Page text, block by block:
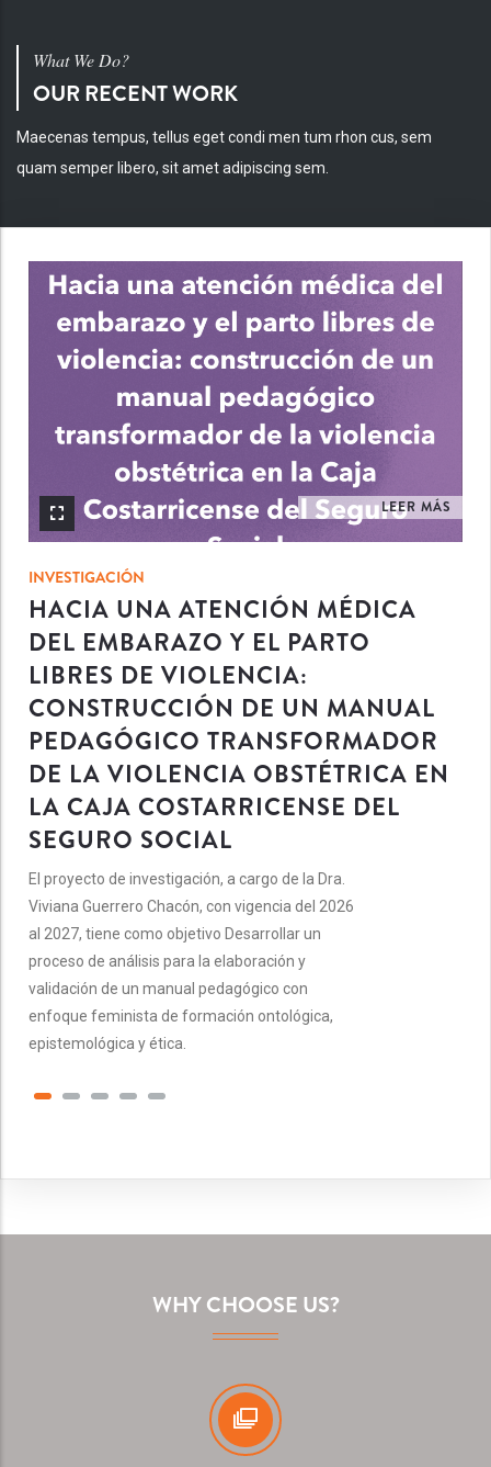
What We Do?
OUR RECENT WORK
Maecenas tempus, tellus eget condi men tum rhon cus, sem
quam semper libero, sit amet adipiscing sem.
LEER MÁS
INVESTIGACIÓN
HACIA UNA ATENCIÓN MÉDICA
DEL EMBARAZO Y EL PARTO
LIBRES DE VIOLENCIA:
CONSTRUCCIÓN DE UN MANUAL
PEDAGÓGICO TRANSFORMADOR
DE LA VIOLENCIA OBSTÉTRICA EN
LA CAJA COSTARRICENSE DEL
SEGURO SOCIAL
El proyecto de investigación, a cargo de la Dra.
Viviana Guerrero Chacón, con vigencia del 2026
al 2027, tiene como objetivo Desarrollar un
proceso de análisis para la elaboración y
validación de un manual pedagógico con
enfoque feminista de formación ontológica,
epistemológica y ética.
WHY CHOOSE US?